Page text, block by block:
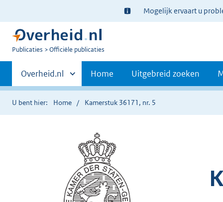
Ter
informatie:
Mogelijk ervaart u
U
Publicaties Officiële publicaties
Primaire
navigatie
Andere
sites
binnen
Overheid.nl Home Uitgebreid zoeken
U bent hier: Home Kamerstuk 36171, nr. 5